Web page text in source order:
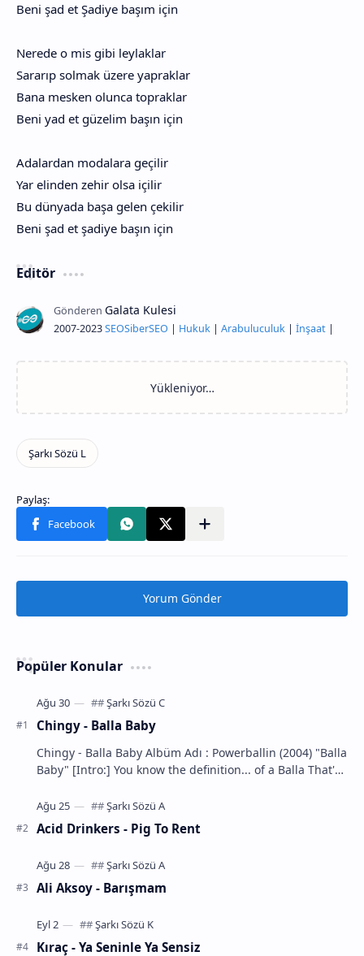
Beni şad et Şadiye başım için
Nerede o mis gibi leylaklar
Sararıp solmak üzere yapraklar
Bana mesken olunca topraklar
Beni yad et güzelim başın için
Adalardan modalara geçilir
Yar elinden zehir olsa içilir
Bu dünyada başa gelen çekilir
Beni şad et şadiye başın için
Editör
2007-2023SEOSiberSEO | Hukuk | Arabuluculuk | İnşaat |
Yorum Gönder
Popüler Konular
Chingy - Balla Baby
Chingy - Balla Baby Albüm Adı : Powerballin (2004) "Balla
Baby" [Intro:] You know the definition... of a Balla That's
Acid Drinkers - Pig To Rent
Ali Aksoy - Barışmam
Kıraç - Ya Seninle Ya Sensiz